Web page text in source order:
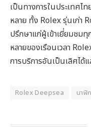
เป็นทางการในประเทศไ
หลาย ทั้ง Rolex รุ่นเก่า
ปรึกษาแก่ผู้เข้าเยี่ยมชม
หลายของเรือนเวลา
การบริการอันเป็นเลิศได้
Rolex Deepsea นาฬิ